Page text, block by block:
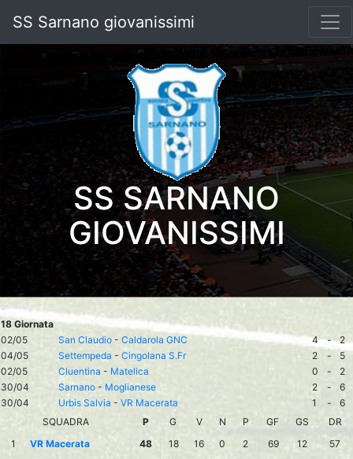
SS Sarnano giovanissimi
SS SARNANO
GIOVANISSIMI
18 Giornata
02/05
San Claudio - Caldarola GNC 4 -
2
04/05
Settempeda - Cingolana S.Fr 2 -
5
02/05
Cluentina - Matelica 0 -
2
30/04
Sarnano - Moglianese 2 -
6
30/04
Urbis Salvia - VR Macerata 1 -
6
SQUADRA
P G V N P GF GS
DR
1
VR Macerata 48 18 16 0 2 69 12
57